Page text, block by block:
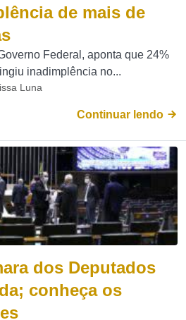
de mais de
Federal, aponta que 24%
inadimplência no...
Luna
Continuar lendo
dos Deputados
conheça os